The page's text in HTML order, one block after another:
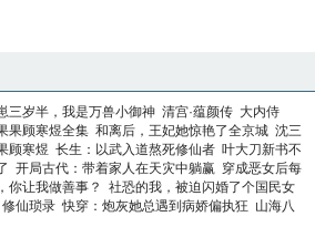
三岁半，我是万兽小御神 清宫·蕴颜传 大内侍
果顾寒煜全集 和离后，王妃她惊艳了全京城 沈三
顾寒煜 长生：以武入道熬死修仙者 叶大刀新书不
开局古代：带着家人在天灾中躺赢 穿成恶女后每
你让我做善事？
社恐的我，被迫闪婚了个国民女
修仙琐录 快穿：炮灰她总遇到病娇偏执狂 山海八